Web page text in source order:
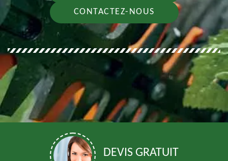
CONTACTEZ-NOUS
DEVIS GRATUIT